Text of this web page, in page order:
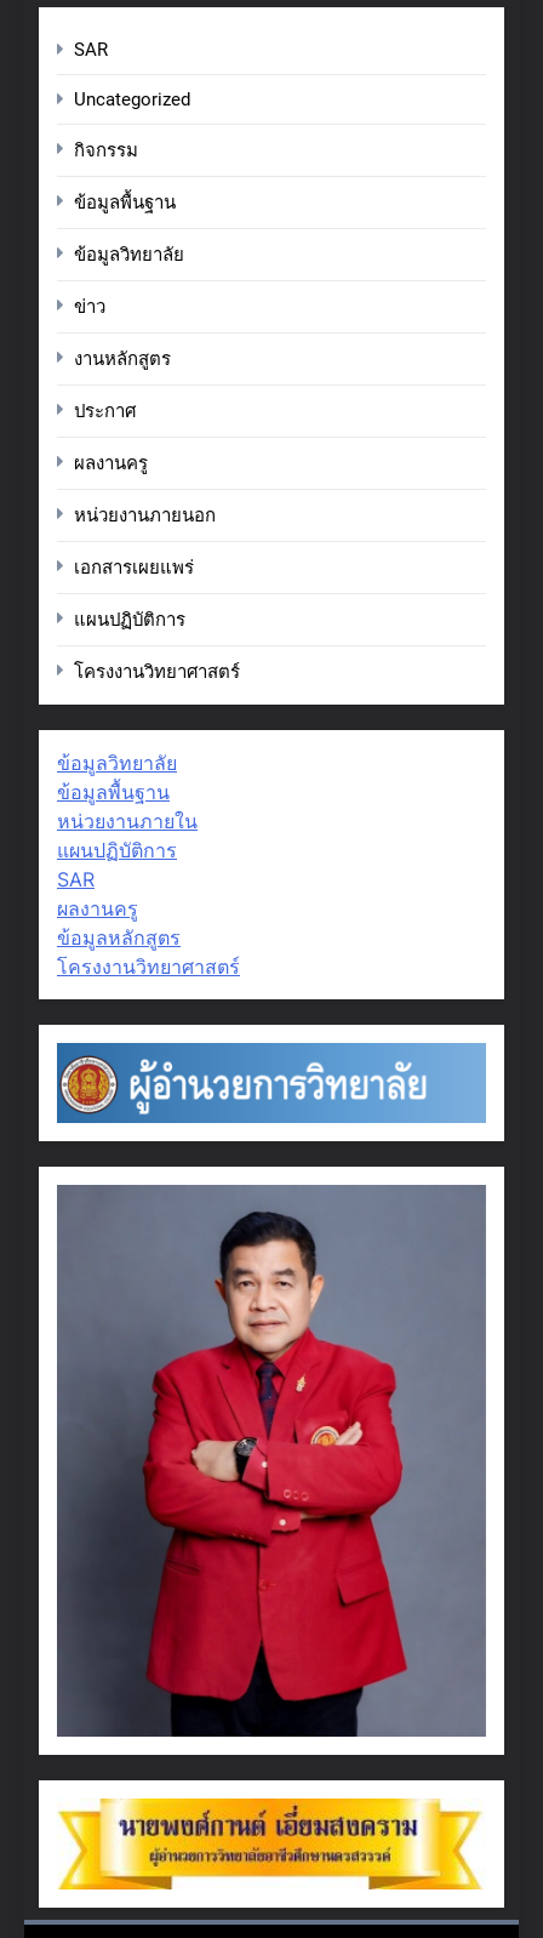
SAR
Uncategorized
กิจกรรม
ข้อมูลพื้นฐาน
ข้อมูลวิทยาลัย
ข่าว
งานหลักสูตร
ประกาศ
ผลงานครู
หน่วยงานภายนอก
เอกสารเผยแพร่
แผนปฏิบัติการ
โครงงานวิทยาศาสตร์
ข้อมูลวิทยาลัย
ข้อมูลพื้นฐาน
หน่วยงานภายใน
แผนปฏิบัติการ
SAR
ผลงานครู
ข้อมูลหลักสูตร
โครงงานวิทยาศาสตร์